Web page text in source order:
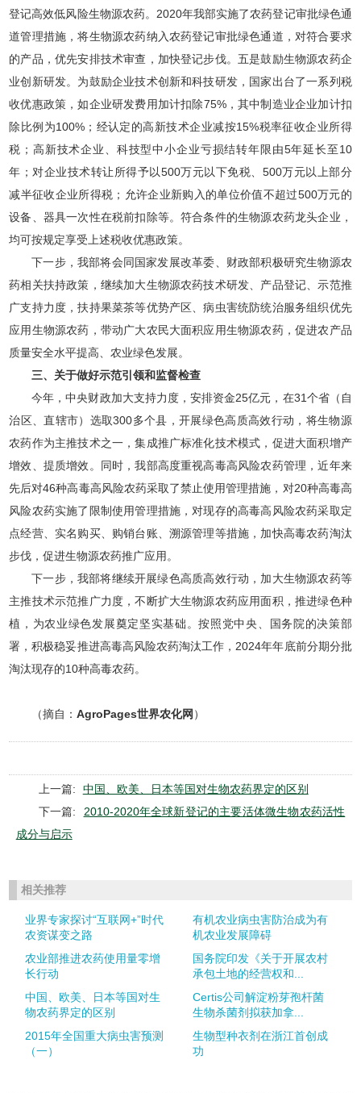
登记高效低风险生物源农药。2020年我部实施了农药登记审批绿色通
道管理措施，将生物源农药纳入农药登记审批绿色通道，对符合要求
的产品，优先安排技术审查，加快登记步伐。五是鼓励生物源农药企
业创新研发。为鼓励企业技术创新和科技研发，国家出台了一系列税
收优惠政策，如企业研发费用加计扣除75%，其中制造业企业加计扣
除比例为100%；经认定的高新技术企业减按15%税率征收企业所得
税；高新技术企业、科技型中小企业亏损结转年限由5年延长至10
年；对企业技术转让所得予以500万元以下免税、500万元以上部分
减半征收企业所得税；允许企业新购入的单位价值不超过500万元的
设备、器具一次性在税前扣除等。符合条件的生物源农药龙头企业，
均可按规定享受上述税收优惠政策。
下一步，我部将会同国家发展改革委、财政部积极研究生物源农
药相关扶持政策，继续加大生物源农药技术研发、产品登记、示范推
广支持力度，扶持果菜茶等优势产区、病虫害统防统治服务组织优先
应用生物源农药，带动广大农民大面积应用生物源农药，促进农产品
质量安全水平提高、农业绿色发展。
三、关于做好示范引领和监督检查
今年，中央财政加大支持力度，安排资金25亿元，在31个省（自
治区、直辖市）选取300多个县，开展绿色高质高效行动，将生物源
农药作为主推技术之一，集成推广标准化技术模式，促进大面积增产
增效、提质增效。同时，我部高度重视高毒高风险农药管理，近年来
先后对46种高毒高风险农药采取了禁止使用管理措施，对20种高毒高
风险农药实施了限制使用管理措施，对现存的高毒高风险农药采取定
点经营、实名购买、购销台账、溯源管理等措施，加快高毒农药淘汰
步伐，促进生物源农药推广应用。
下一步，我部将继续开展绿色高质高效行动，加大生物源农药等
主推技术示范推广力度，不断扩大生物源农药应用面积，推进绿色种
植，为农业绿色发展奠定坚实基础。按照党中央、国务院的决策部
署，积极稳妥推进高毒高风险农药淘汰工作，2024年年底前分期分批
淘汰现存的10种高毒农药。
（摘自：AgroPages世界农化网 ）
上一篇:
中国、欧美、日本等国对生物农药界定的区别
下一篇:
2010-2020年全球新登记的主要活体微生物农药活性
成分与启示
相关推荐
业界专家探讨“互联网+”时代
农资谋变之路
有机农业病虫害防治成为有
机农业发展障碍
农业部推进农药使用量零增
长行动
国务院印发《关于开展农村
承包土地的经营权和...
中国、欧美、日本等国对生
物农药界定的区别
Certis公司解淀粉芽孢杆菌
生物杀菌剂拟获加拿...
2015年全国重大病虫害预测
（一）
生物型种衣剂在浙江首创成
功